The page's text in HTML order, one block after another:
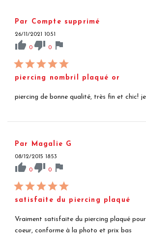
Par Compte supprimé
26/11/2021 10:51
thumb_up 0 thumb_down 0 flag
piercing nombril plaqué or
piercing de bonne qualité, très fin et chic!
Par Magalie G
08/12/2015 18:53
thumb_up 0 thumb_down 0 flag
satisfaite du piercing plaqué
Vraiment satisfaite du piercing plaqué
coeur, conforme à la photo et prix bas